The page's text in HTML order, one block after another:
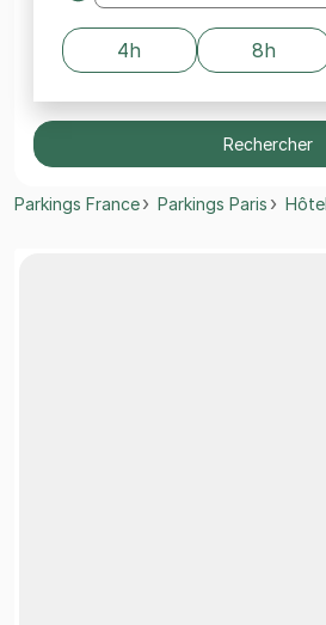
4h 8h
Rechercher
Parkings France Parkings Paris